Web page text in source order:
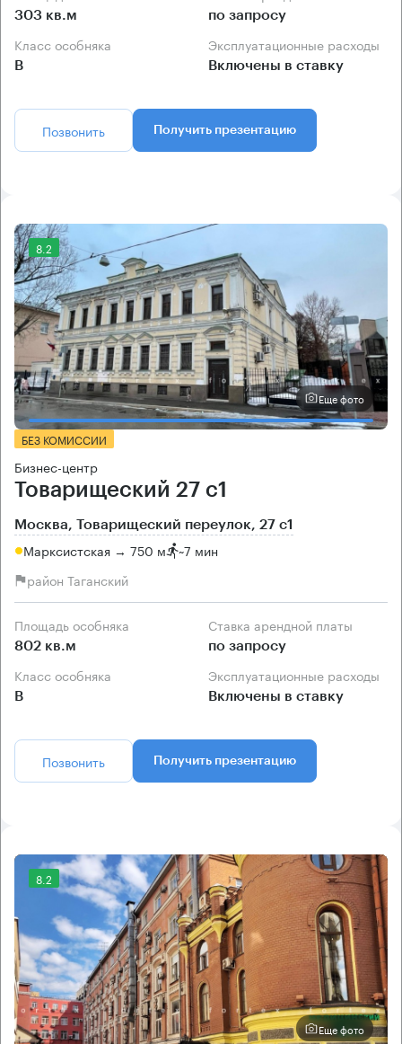
303 кв.м по запросу
Класс особняка
B
Эксплуатационные расходы
Включены в ставку
Позвонить Получить презентацию
8.2
Еще фото
БЕЗ КОМИССИИ
Бизнес-центр
Товарищеский 27 с1
Москва, Товарищеский переулок, 27 с1
Марксистская → 750 м ~7 мин
район Таганский
Площадь особняка
802 кв.м
Ставка арендной платы
по запросу
Класс особняка
B
Эксплуатационные расходы
Включены в ставку
Позвонить Получить презентацию
8.2
Еще фото